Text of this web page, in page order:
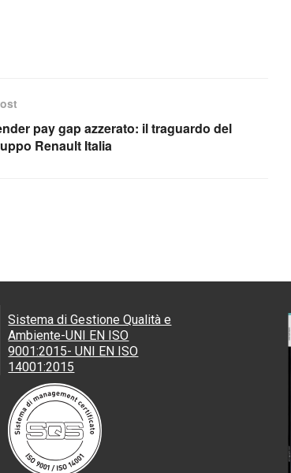
pay gap azzerato: il traguardo del
Renault Italia
Sistema di Gestione Qualità e
Ambiente-UNI EN ISO
9001:2015- UNI EN ISO
14001:2015